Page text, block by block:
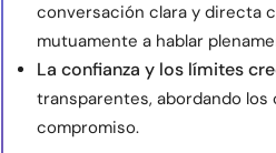
conversación clara y directa
mutuamente a hablar
La confianza y los límites
transparentes, abordando
compromiso.